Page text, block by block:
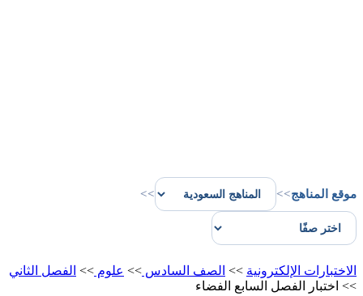
موقع المناهج>>
>>
الاختبارات الإلكترونية >> الصف السادس >> علوم >> الفصل الثاني
>> اختبار الفصل السابع الفضاء